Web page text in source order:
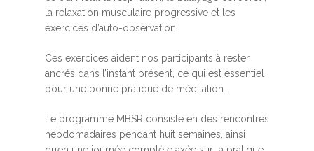
la relaxation musculaire progressive et les
exercices d’auto-observation.
Ces exercices aident nos participants à rester
ancrés dans l’instant présent, ce qui est essentiel
pour une bonne pratique de méditation.
Le programme MBSR consiste en des rencontres
hebdomadaires pendant huit semaines, ainsi